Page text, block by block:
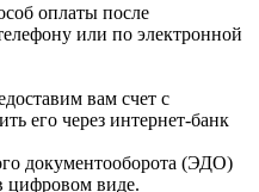
оплаты после
или по электронной
вам счет с
его через интернет-банк
документооборота (ЭДО)
цифровом виде.